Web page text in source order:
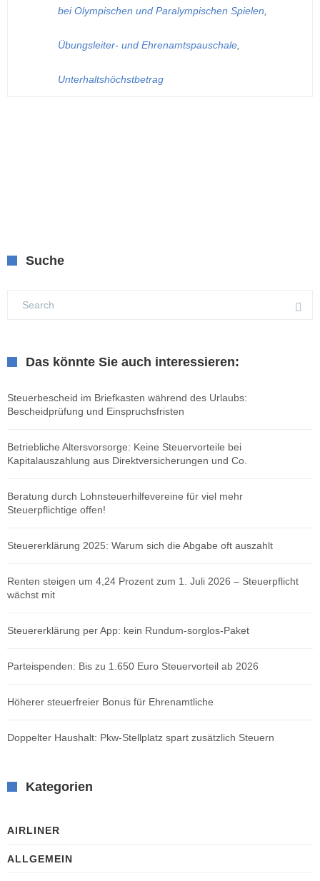
bei Olympischen und Paralympischen Spielen
Übungsleiter- und Ehrenamtspauschale
Unterhaltshöchstbetrag
Suche
Das könnte Sie auch interessieren:
Steuerbescheid im Briefkasten während des Urlaubs:
Bescheidprüfung und Einspruchsfristen
Betriebliche Altersvorsorge: Keine Steuervorteile bei
Kapitalauszahlung aus Direktversicherungen und Co.
Beratung durch Lohnsteuerhilfevereine für viel mehr
Steuerpflichtige offen!
Steuererklärung 2025: Warum sich die Abgabe oft auszahlt
Renten steigen um 4,24 Prozent zum 1. Juli 2026 – Steuerpflicht
wächst mit
Steuererklärung per App: kein Rundum-sorglos-Paket
Parteispenden: Bis zu 1.650 Euro Steuervorteil ab 2026
Höherer steuerfreier Bonus für Ehrenamtliche
Doppelter Haushalt: Pkw-Stellplatz spart zusätzlich Steuern
Kategorien
AIRLINER
ALLGEMEIN